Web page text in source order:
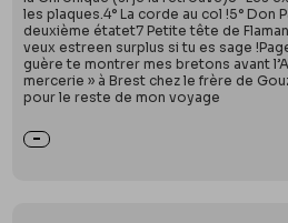
les plaques.4° La corde au col !5° Don
deuxième étatet7 Petite tête de
veux estreen surplus si tu es sage
guère te montrer mes bretons avant
mercerie » à Brest chez le frère de
pour le reste de mon voyage